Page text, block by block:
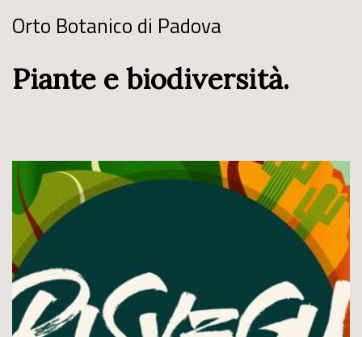
Orto Botanico di Padova
Piante e biodiversità.